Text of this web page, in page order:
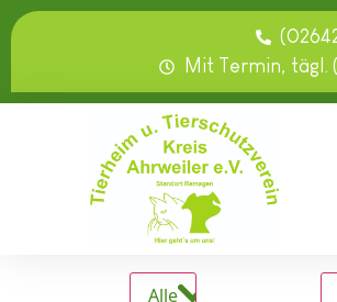
springen
Mit Termin, tägl.
Alle